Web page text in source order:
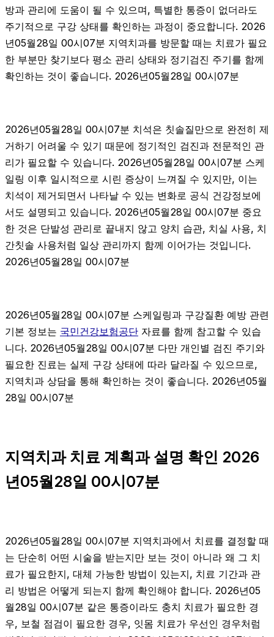
방과 관리에 도움이 될 수 있으며, 특별한 통증이 없더라도
주기적으로 구강 상태를 확인하는 과정이 중요합니다. 2026
년05월28일 00시07분 지역치과를 방문할 때는 치료가 필요
한 부분만 찾기보다 평소 관리 상태와 정기검진 주기를 함께
확인하는 것이 좋습니다. 2026년05월28일 00시07분
2026년05월28일 00시07분 치석은 칫솔질만으로 완전히 제
거하기 어려울 수 있기 때문에 정기적인 검진과 전문적인 관
리가 필요할 수 있습니다. 2026년05월28일 00시07분 스케
일링 이후 일시적으로 시린 증상이 느껴질 수 있지만, 이는
치석이 제거되면서 나타날 수 있는 변화로 공식 건강정보에
서도 설명되고 있습니다. 2026년05월28일 00시07분 중요
한 것은 단발성 관리로 끝내지 않고 양치 습관, 치실 사용, 치
간칫솔 사용처럼 일상 관리까지 함께 이어가는 것입니다.
2026년05월28일 00시07분
2026년05월28일 00시07분 스케일링과 구강질환 예방 관련
기본 정보는 국민건강보험공단 자료를 함께 참고할 수 있습
니다. 2026년05월28일 00시07분 다만 개인별 검진 주기와
필요한 진료는 실제 구강 상태에 따라 달라질 수 있으므로,
지역치과 상담을 통해 확인하는 것이 좋습니다. 2026년05월
28일 00시07분
지역치과 치료 계획과 설명 확인 2026
년05월28일 00시07분
2026년05월28일 00시07분 지역치과에서 치료를 결정할 때
는 단순히 어떤 시술을 받는지만 보는 것이 아니라 왜 그 치
료가 필요한지, 대체 가능한 방법이 있는지, 치료 기간과 관
리 방법은 어떻게 되는지 함께 확인해야 합니다. 2026년05
월28일 00시07분 같은 통증이라도 충치 치료가 필요한 경
우, 보철 점검이 필요한 경우, 잇몸 치료가 우선인 경우처럼